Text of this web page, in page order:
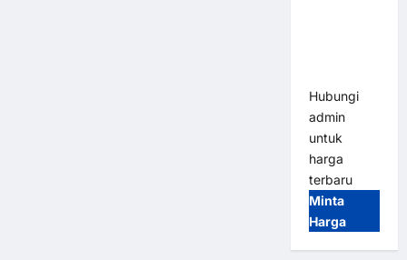
Hubungi
admin
untuk
harga
terbaru
Minta
Harga